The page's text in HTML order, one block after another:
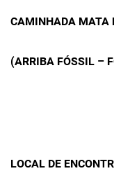
CAMINHADA MATA
(ARRIBA FÓSSIL –
LOCAL DE